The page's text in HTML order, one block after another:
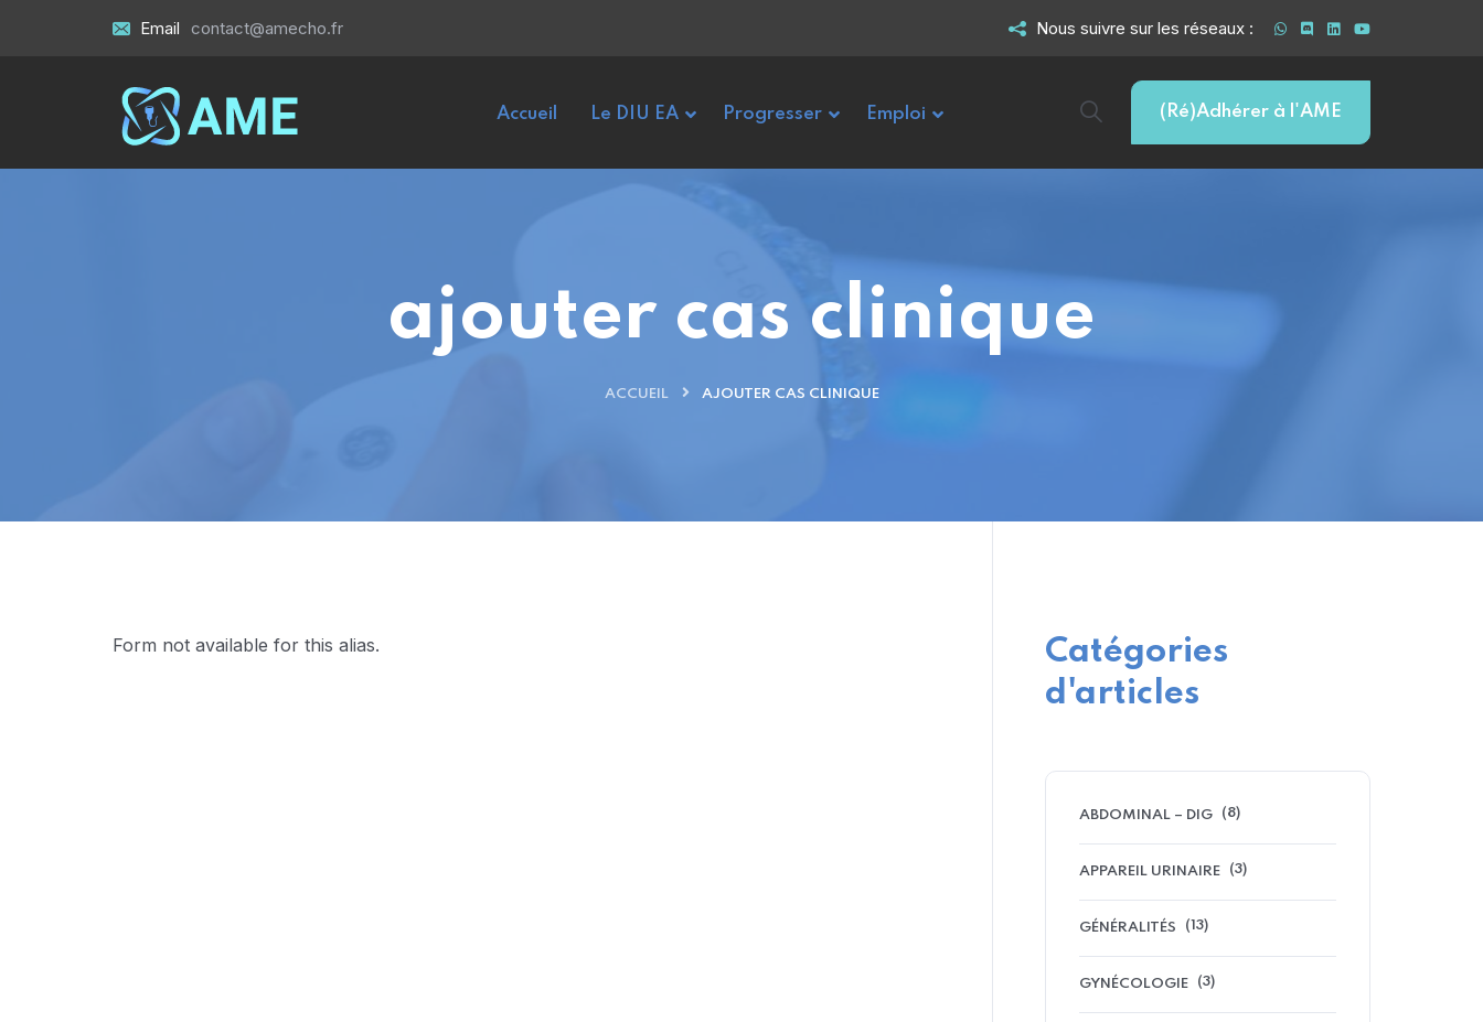
Email contact@amecho.fr Nous suivre sur les réseaux :
Accueil Le DIU EA Progresser Emploi (Ré)Adhérer à l'AME
ajouter cas clinique
ACCUEIL AJOUTER CAS CLINIQUE
Form not available for this alias.
Catégories
d'articles
ABDOMINAL – DIG (8)
APPAREIL URINAIRE (3)
GÉNÉRALITÉS (13)
GYNÉCOLOGIE (3)